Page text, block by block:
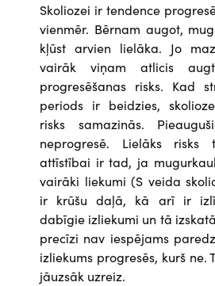
Skoliozei ir tendence
vienmēr. Bērnam augot,
kļūst arvien lielāka. Jo
vairāk viņam atlicis
progresēšanas risks. Kad
periods ir beidzies,
risks samazinās.
neprogresē. Lielāks risks
attīstībai ir tad, ja
vairāki liekumi (S veida
ir krūšu daļā, kā arī ir
dabīgie izliekumi un tā
precīzi nav iespējams
izliekums progresēs, kurš ne.
jāuzsāk uzreiz.